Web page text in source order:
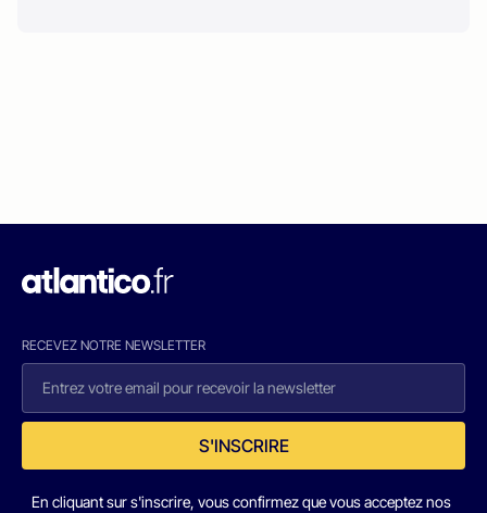
RECEVEZ NOTRE NEWSLETTER
S'INSCRIRE
En cliquant sur s'inscrire, vous confirmez que vous acceptez nos